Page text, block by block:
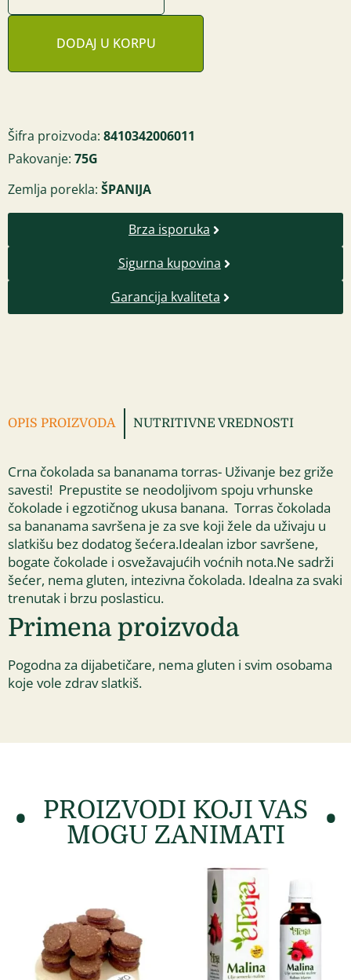
DODAJ U KORPU
Šifra proizvoda: 8410342006011
Pakovanje: 75G
Zemlja porekla: ŠPANIJA
Brza isporuka
Sigurna kupovina
Garancija kvaliteta
OPIS PROIZVODA NUTRITIVNE VREDNOSTI
Crna čokolada sa bananama torras- Uživanje bez griže
savesti! Prepustite se neodoljivom spoju vrhunske
čokolade i egzotičnog ukusa banana. Torras čokolada
sa bananama savršena je za sve koji žele da uživaju u
slatkišu bez dodatog šećera.Idealan izbor savršene,
bogate čokolade i osvežavajućih voćnih nota.Ne sadrži
šećer, nema gluten, intezivna čokolada. Idealna za svaki
trenutak i brzu poslasticu.
Primena proizvoda
Pogodna za dijabetičare, nema gluten i svim osobama
koje vole zdrav slatkiš.
PROIZVODI KOJI VAS
MOGU ZANIMATI